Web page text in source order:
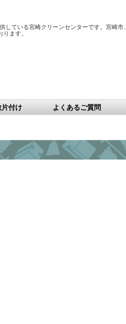
ている宮崎クリーンセンターです。宮崎市
ます。
片付け よくあるご質問